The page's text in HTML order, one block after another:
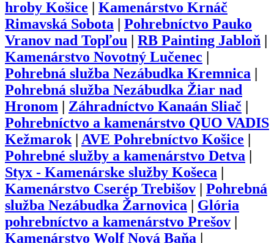
hroby Košice
Kamenárstvo Krnáč
Rimavská Sobota
Pohrebníctvo Pauko
Vranov nad Topľou
RB Painting Jabloň
Kamenárstvo Novotný Lučenec
Pohrebná služba Nezábudka Kremnica
Pohrebná služba Nezábudka Žiar nad
Hronom
Záhradníctvo Kanaán Sliač
Pohrebníctvo a kamenárstvo QUO VADIS
Kežmarok| AVE Pohrebníctvo Košice
Pohrebné služby a kamenárstvo Detva
Styx - Kamenárske služby Košeca
Kamenárstvo Cserép Trebišov
Pohrebná
služba Nezábudka Žarnovica
Glória
pohrebníctvo a kamenárstvo Prešov
Kamenárstvo Wolf Nová Baňa